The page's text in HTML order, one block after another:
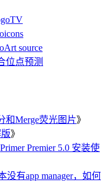
source
位点预测
和Merge荧光图片》
》
Primer Premier 5.0 安装使
没有app manager，如何